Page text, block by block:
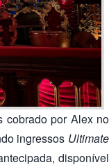
cobrado por Alex no
ingressos Ultimate
disponível